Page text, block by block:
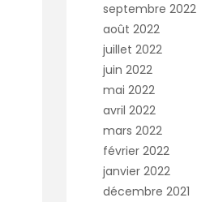
septembre 2022
août 2022
juillet 2022
juin 2022
mai 2022
avril 2022
mars 2022
février 2022
janvier 2022
décembre 2021